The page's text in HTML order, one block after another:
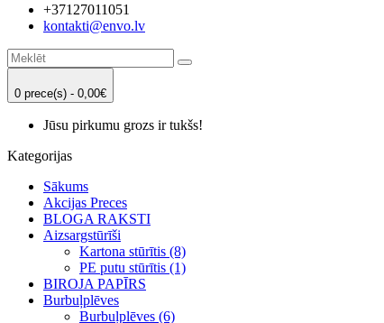
+37127011051
kontakti@envo.lv
0 prece(s) - 0,00€
Jūsu pirkumu grozs ir tukšs!
Kategorijas
Sākums
Akcijas Preces
BLOGA RAKSTI
Aizsargstūrīši
Kartona stūrītis (8)
PE putu stūrītis (1)
BIROJA PAPĪRS
Burbuļplēves
Burbuļplēves (6)